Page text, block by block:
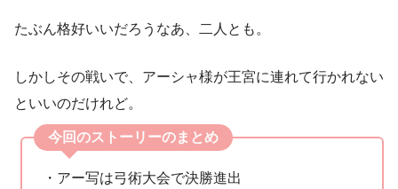
たぶん格好いいだろうなあ、二人とも。
しかしその戦いで、アーシャ様が王宮に連れて行かれない
といいのだけれど。
今回のストーリーのまとめ
・アー写は弓術大会で決勝進出